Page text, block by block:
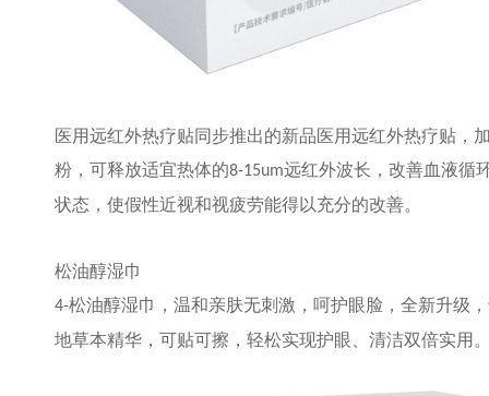
医用远红外热疗贴同步推出的新品医用远红外热疗贴，
粉，可释放适宜热体的8-15um远红外波长，改善血液循
状态，使假性近视和视疲劳能得以充分的改善。
松油醇湿巾
4-松油醇湿巾，温和亲肤无刺激，呵护眼脸，全新升级
地草本精华，可贴可擦，轻松实现护眼、清洁双倍实用